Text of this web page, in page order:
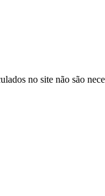
no site não são